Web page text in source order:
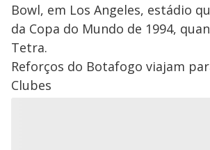
Bowl, em Los Angeles, estádio
da Copa do Mundo de 1994,
Tetra.
Reforços do Botafogo viajam
Clubes